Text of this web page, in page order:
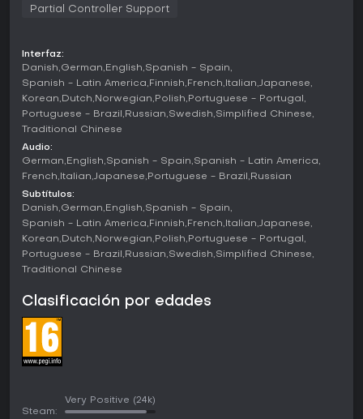
Los loadouts son personalizables con armas, perks y
partidas variadas. El combate es brutal y frenético, con
controles twin-stick que manejan movimiento y puntería de
compañeros caídos puede cambiar el rumbo en
situaciones críticas.
Modos de juego
local u online, donde avanzáis juntos en la campaña
galáctica liberando planetas del control enemigo. Este
enfoque impulsado por la comunidad hace que el progreso
de los jugadores alimente un esfuerzo bélico compartido,
desbloqueando nuevas zonas al repeler facciones.
Proving Grounds plantea desafíos únicos con misiones que
como munición limitada o habilidades enemigas mejoradas,
riesgo. Hay modo para un jugador, pero la experiencia
brilla en co-op, donde el friendly fire y los stratagems
compartidos generan momentos épicos de victoria o fallos
Factions and Enemies
Partial Controller Support
Interfaz:
Danish German English Spanish - Spain
Spanish - Latin America Finnish French Italian Japanese
Korean Dutch Norwegian Polish Portuguese - Portugal
Portuguese - Brazil
Russian Swedish Simplified Chinese
Traditional Chinese
Audio:
German English Spanish - Spain Spanish - Latin America
French Italian Japanese Portuguese - Brazil
Russian
Subtítulos:
Danish German English Spanish - Spain
Spanish - Latin America Finnish French Italian Japanese
Korean Dutch Norwegian Polish Portuguese - Portugal
Portuguese - Brazil
Russian Swedish Simplified Chinese
Traditional Chinese
Clasificación por edades
Steam:
Very Positive (24k)